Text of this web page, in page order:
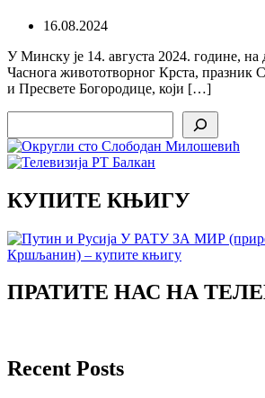
16.08.2024
У Минску је 14. августа 2024. године,
Часнога живототворног Крста, празник
и Пресвете Богородице, који […]
КУПИТЕ КЊИГУ
ПРАТИТЕ НАС НА
Recent Posts